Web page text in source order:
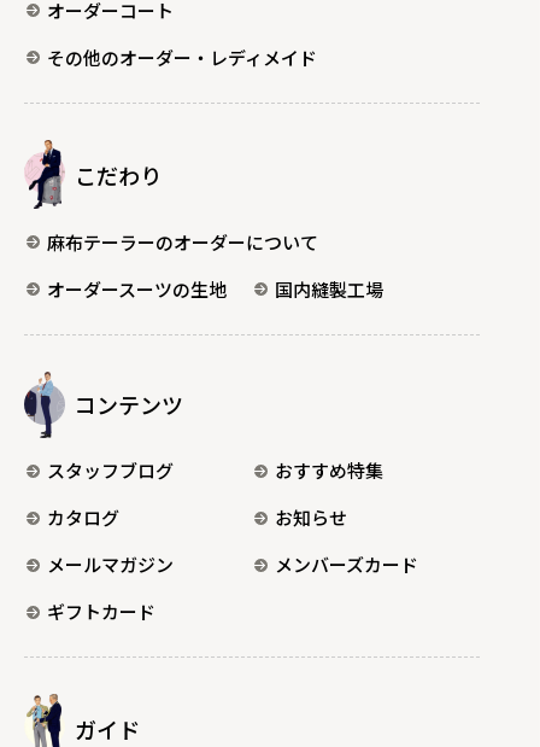
オーダーコート
その他のオーダー・レディメイド
こだわり
麻布テーラーのオーダーについて
オーダースーツの生地
国内縫製工場
コンテンツ
スタッフブログ
おすすめ特集
カタログ
お知らせ
メールマガジン
メンバーズカード
ギフトカード
ガイド